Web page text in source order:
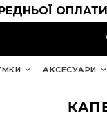
ОПЛАТИ
АКСЕСУАРИ